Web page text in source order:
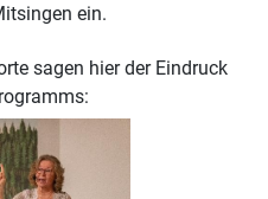
ein.
sagen hier der Eindruck